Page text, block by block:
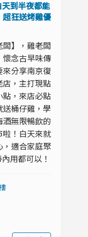
天到半夜都能
超狂送烤雞優
】，雞老闆
懷念古早味傳
來分享南京復
店，主打現點
點，來店必點
桶仔雞，學
無限暢飲的
啦！白天來就
，適合家庭聚
用都可以！